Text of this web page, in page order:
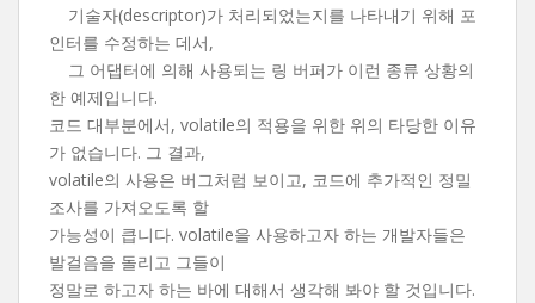
기술자(descriptor)가 처리되었는지를 나타내기 위해 포
인터를 수정하는 데서,
그 어댑터에 의해 사용되는 링 버퍼가 이런 종류 상황의
한 예제입니다.
코드 대부분에서, volatile의 적용을 위한 위의 타당한 이유
가 없습니다. 그 결과,
volatile의 사용은 버그처럼 보이고, 코드에 추가적인 정밀
조사를 가져오도록 할
가능성이 큽니다. volatile을 사용하고자 하는 개발자들은
발걸음을 돌리고 그들이
정말로 하고자 하는 바에 대해서 생각해 봐야 할 것입니다.